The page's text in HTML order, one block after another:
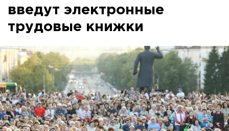
введут электронные
трудовые книжки